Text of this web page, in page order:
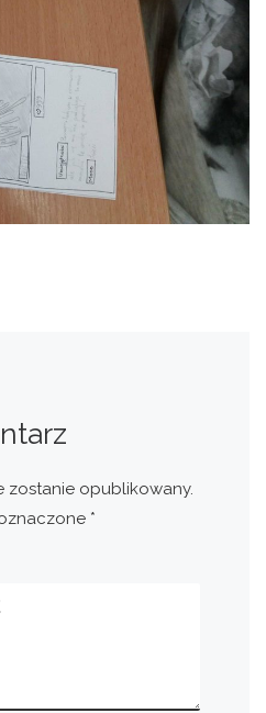
zostanie opublikowany.
*